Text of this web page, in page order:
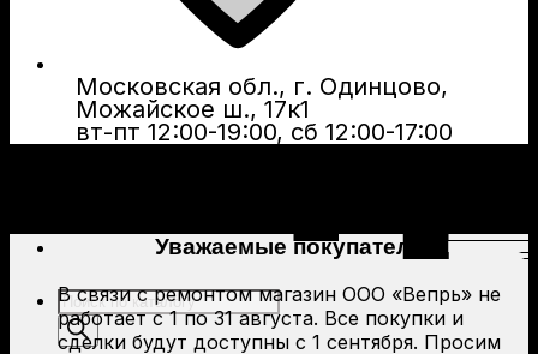
Московская обл., г. Одинцово,
Можайское ш., 17к1
вт-пт 12:00-19:00, сб 12:00-17:00
Поиск
товаров
Уважаемые покупатели!
В связи с ремонтом магазин ООО «Вепрь» не
работает с 1 по 31 августа. Все покупки и
сделки будут доступны с 1 сентября. Просим